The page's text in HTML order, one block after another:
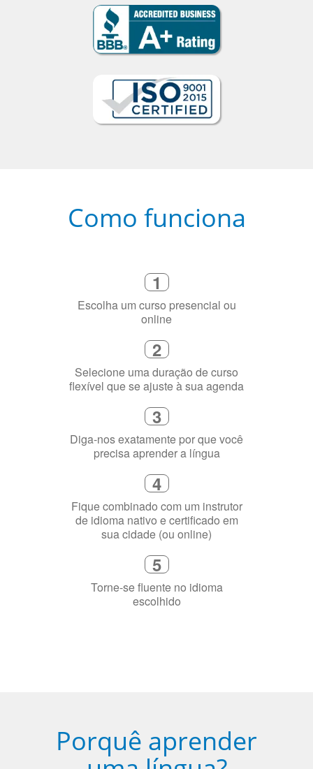
Como funciona
Escolha um curso presencial ou
online
Selecione uma duração de curso
flexível que se ajuste à sua agenda
Diga-nos exatamente por que você
precisa aprender a língua
Fique combinado com um instrutor
de idioma nativo e certificado em
sua cidade (ou online)
5
Torne-se fluente no idioma
escolhido
Porquê aprender
uma língua?